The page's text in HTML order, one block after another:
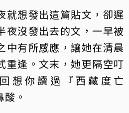
就想發出這篇貼文，卻遲
夜沒發出去的文，一早被
中有所感應，讓她在清晨
重逢。文末，她更隔空叮
想你讀過『西藏度亡
。